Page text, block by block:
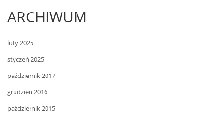
ARCHIWUM
luty 2025
styczeń 2025
październik 2017
grudzień 2016
październik 2015